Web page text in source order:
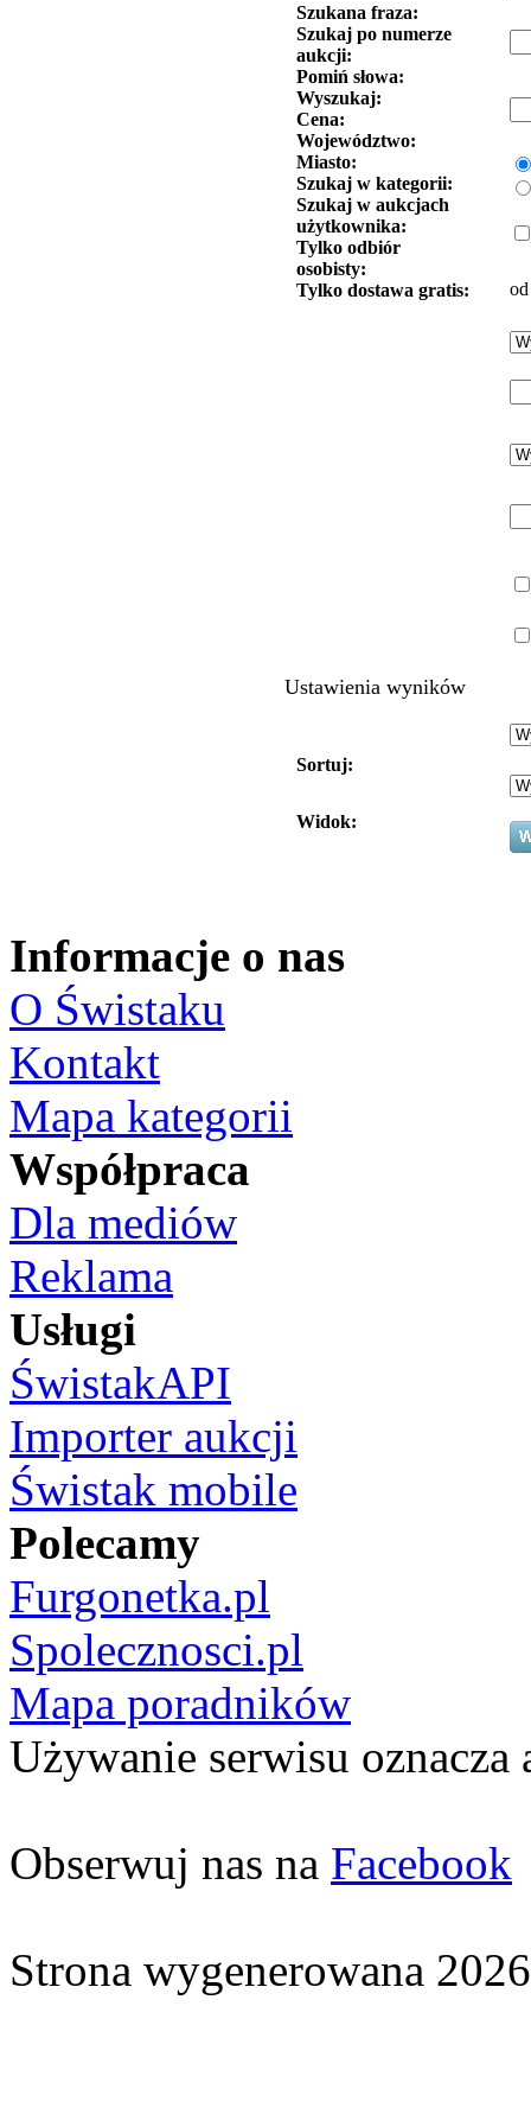
Szukana fraza:
Szukaj po numerze
aukcji:
Pomiń słowa:
Wyszukaj:
Cena:
Województwo:
Miasto:
Szukaj w kategorii:
Szukaj w aukcjach
użytkownika:
Tylko odbiór
osobisty:
Tylko dostawa gratis:
od
Ustawienia wyników
Sortuj:
Widok:
Informacje o nas
O Świstaku
Kontakt
Mapa kategorii
Współpraca
Dla mediów
Reklama
Usługi
ŚwistakAPI
Importer aukcji
Świstak mobile
Polecamy
Furgonetka.pl
Spolecznosci.pl
Mapa poradników
Używanie serwisu oznacza
Obserwuj nas na Facebook
Strona wygenerowana